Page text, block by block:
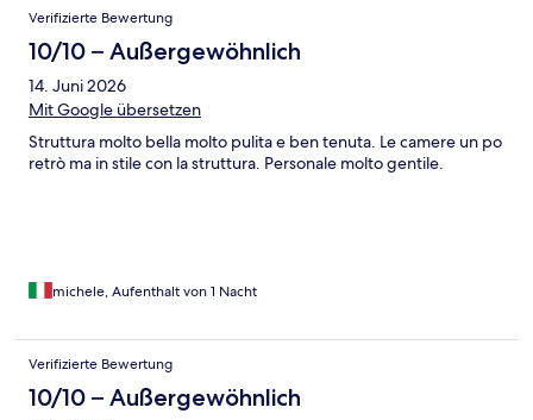
Verifizierte Bewertung
10/10 – Außergewöhnlich
14. Juni 2026
Mit Google übersetzen
Struttura molto bella molto pulita e ben tenuta. Le camere un po
retrò ma in stile con la struttura. Personale molto gentile.
michele, Aufenthalt von 1 Nacht
Verifizierte Bewertung
10/10 – Außergewöhnlich